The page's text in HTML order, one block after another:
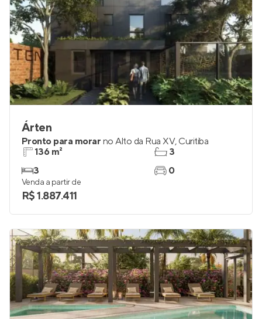
Árten
Pronto para morar no Alto da Rua XV, Curitiba
136 m²
3
3
0
Venda a partir de
R$ 1.887.411